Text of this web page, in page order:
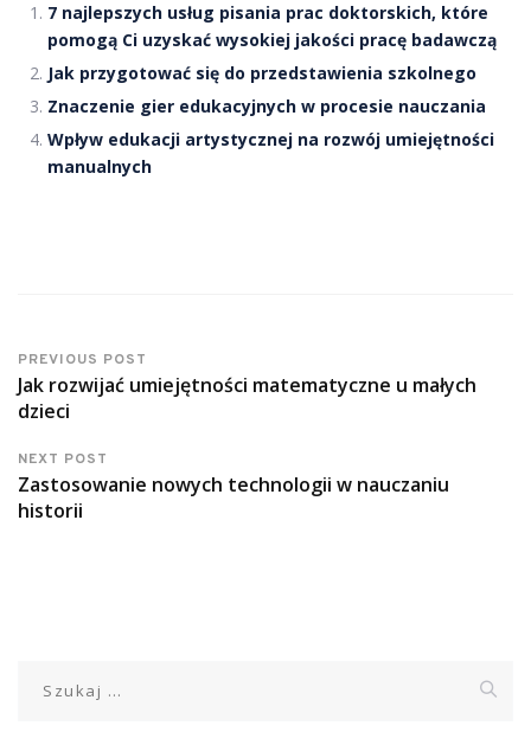
7 najlepszych usług pisania prac doktorskich, które
pomogą Ci uzyskać wysokiej jakości pracę badawczą
Jak przygotować się do przedstawienia szkolnego
Znaczenie gier edukacyjnych w procesie nauczania
Wpływ edukacji artystycznej na rozwój umiejętności
manualnych
PREVIOUS POST
Jak rozwijać umiejętności matematyczne u małych
dzieci
NEXT POST
Zastosowanie nowych technologii w nauczaniu
historii